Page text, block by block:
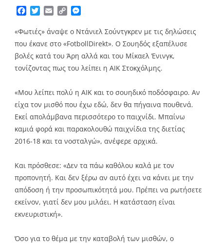
Facebook
TwitterEmailCopy
«Φωτιές» άναψε ο Ντάνιελ Σούντγκρεν με τις δηλώσεις
που έκανε στο «FotbollDirekt». Ο Σουηδός εξαπέλυσε
βολές κατά του Άρη αλλά και του Μίκαελ Ένινγκ,
τονίζοντας πως του λείπει η ΑΙΚ Στοκχόλμης.
«Μου λείπει πολύ η ΑΙΚ και το σουηδικό ποδόσφαιρο. Αν
είχα τον μισθό που έχω εδώ, δεν θα πήγαινα πουθενά.
Εκεί απολάμβανα περισσότερο το παιχνίδι. Μπαίνω
καμιά φορά και παρακολουθώ παιχνίδια της διετίας
2016-18 και τα νοσταλγώ», ανέφερε αρχικά.
Και πρόσθεσε: «Δεν τα πάω καθόλου καλά με τον
προπονητή. Και δεν ξέρω αν αυτό έχει να κάνει με την
απόδοση ή την προσωπικότητά μου. Πρέπει να ρωτήσετε
εκείνον, γιατί δεν μου μιλάει. Η κατάσταση είναι
εκνευριστική».
Όσο για το θέμα με την καταβολή των μισθών, ο